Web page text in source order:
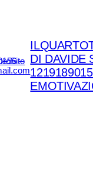
DI DAVIDE